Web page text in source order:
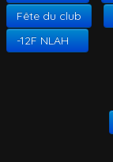
Fête du club
-12F NLAH